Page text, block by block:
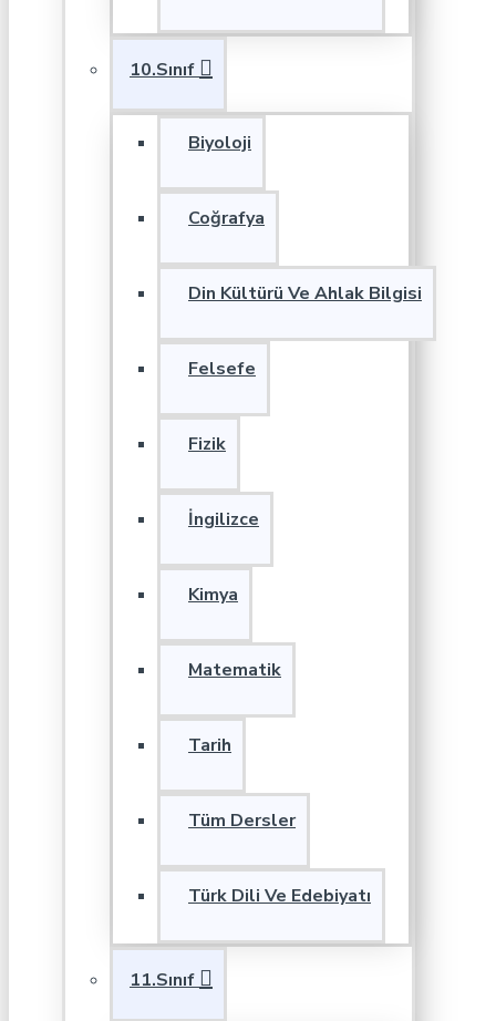
10.Sınıf
Biyoloji
Coğrafya
Din Kültürü Ve Ahlak Bilgisi
Felsefe
Fizik
İngilizce
Kimya
Matematik
Tarih
Tüm Dersler
Türk Dili Ve Edebiyatı
11.Sınıf